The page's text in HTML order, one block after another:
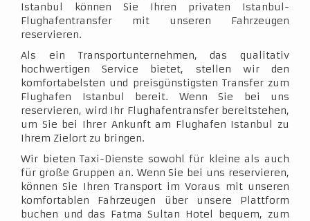
Istanbul können Sie Ihren privaten Istanbul-
Flughafentransfer mit unseren Fahrzeugen
reservieren.
Als ein Transportunternehmen, das qualitativ
hochwertigen Service bietet, stellen wir den
komfortabelsten und preisgünstigsten Transfer zum
Flughafen Istanbul bereit. Wenn Sie bei uns
reservieren, wird Ihr Flughafentransfer bereitstehen,
um Sie bei Ihrer Ankunft am Flughafen Istanbul zu
Ihrem Zielort zu bringen.
Wir bieten Taxi-Dienste sowohl für kleine als auch
für große Gruppen an. Wenn Sie bei uns reservieren,
können Sie Ihren Transport im Voraus mit unseren
komfortablen Fahrzeugen über unsere Plattform
buchen und das Fatma Sultan Hotel bequem, zum